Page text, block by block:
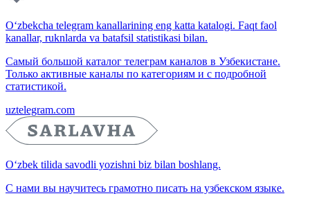
O‘zbekcha telegram kanallarining eng katta katalogi. Faqt faol
kanallar, ruknlarda va batafsil statistikasi bilan.
Самый большой каталог телеграм каналов в Узбекистане.
Только активные каналы по категориям и с подробной
статистикой.
uztelegram.com
O‘zbek tilida savodli yozishni biz bilan boshlang.
С нами вы научитесь грамотно писать на узбекском языке.